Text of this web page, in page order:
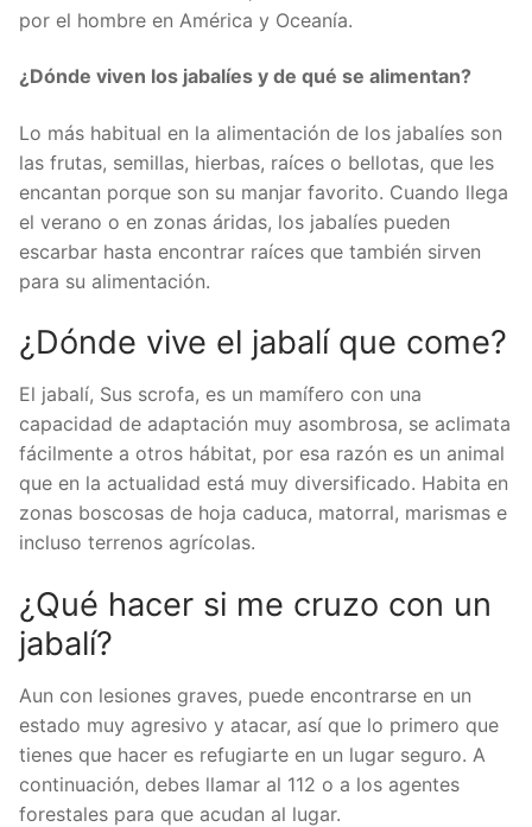
por el hombre en América y Oceanía.
¿Dónde viven los jabalíes y de qué se alimentan?
Lo más habitual en la alimentación de los jabalíes son
las frutas, semillas, hierbas, raíces o bellotas, que les
encantan porque son su manjar favorito. Cuando llega
el verano o en zonas áridas, los jabalíes pueden
escarbar hasta encontrar raíces que también sirven
para su alimentación.
¿Dónde vive el jabalí que come?
El jabalí, Sus scrofa, es un mamífero con una
capacidad de adaptación muy asombrosa, se aclimata
fácilmente a otros hábitat, por esa razón es un animal
que en la actualidad está muy diversificado. Habita en
zonas boscosas de hoja caduca, matorral, marismas e
incluso terrenos agrícolas.
¿Qué hacer si me cruzo con un
jabalí?
Aun con lesiones graves, puede encontrarse en un
estado muy agresivo y atacar, así que lo primero que
tienes que hacer es refugiarte en un lugar seguro. A
continuación, debes llamar al 112 o a los agentes
forestales para que acudan al lugar.